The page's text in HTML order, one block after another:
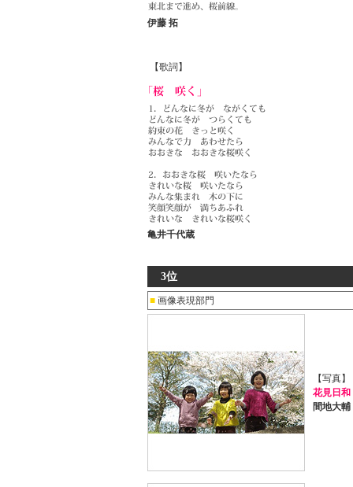
伊藤 拓
【歌詞】
亀井千代蔵
3位
■ 画像表現部門
【写真】
花見日和
間地大輔